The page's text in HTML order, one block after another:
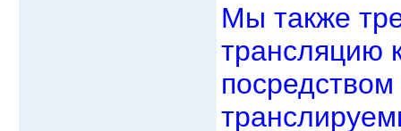
Мы также
трансляцию